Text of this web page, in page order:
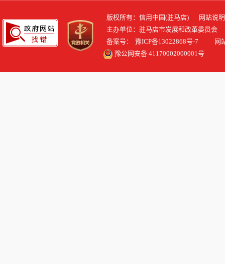
版权所有：信用中国(驻马店)
网站说明
主办单位：驻马店市发展和改革委员会
备案号：
豫ICP备13022868号-7
网站
豫公网安备 41170002000001号